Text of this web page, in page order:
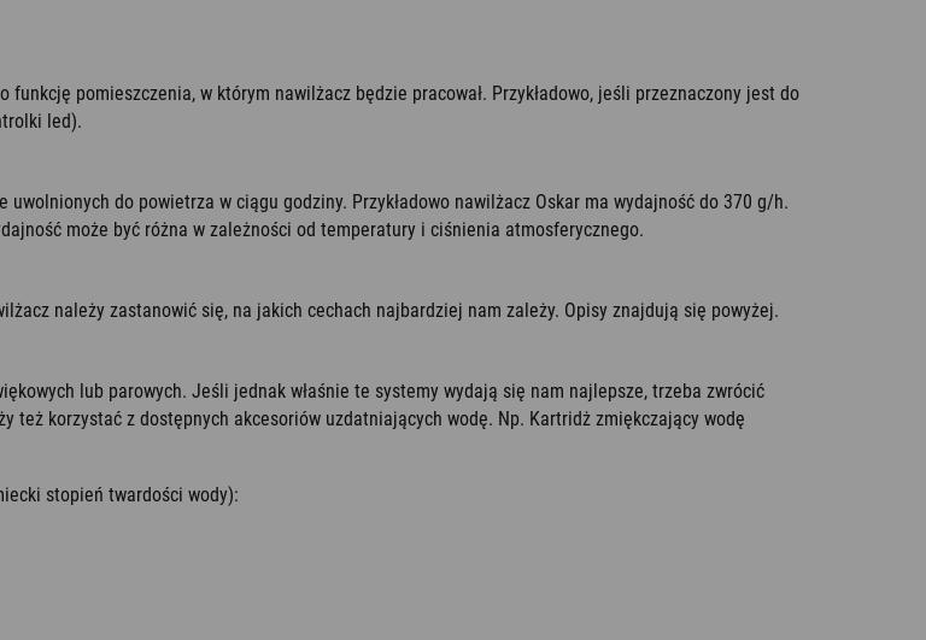
pomieszczenia, w którym nawilżacz będzie pracował. Przykładowo, jeśli przeznaczony jest do
led).
do powietrza w ciągu godziny. Przykładowo nawilżacz Oskar ma wydajność do 370 g/h.
może być różna w zależności od temperatury i ciśnienia atmosferycznego.
należy zastanowić się, na jakich cechach najbardziej nam zależy. Opisy znajdują się powyżej.
lub parowych. Jeśli jednak właśnie te systemy wydają się nam najlepsze, trzeba zwrócić
też korzystać z dostępnych akcesoriów uzdatniających wodę. Np. Kartridż zmiękczający wodę
stopień twardości wody):